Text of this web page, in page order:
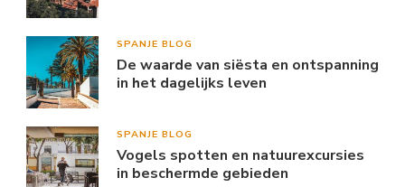
SPANJE BLOG
De waarde van siësta en ontspanning
in het dagelijks leven
SPANJE BLOG
Vogels spotten en natuurexcursies
in beschermde gebieden